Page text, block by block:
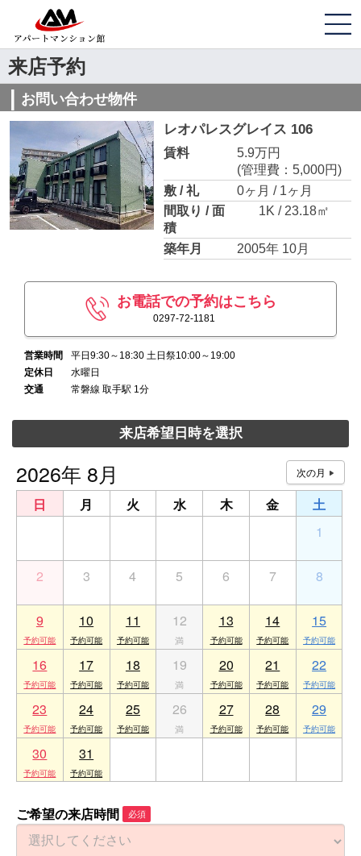
来店予約
お問い合わせ物件
レオパレスグレイス 106
賃料
5.9万円
(管理費：5,000円)
敷 / 礼
0ヶ月 / 1ヶ月
間取り / 面
積
1K / 23.18㎡
築年月 2005年 10月
お電話での予約はこちら
0297-72-1181
営業時間
平日9:30～18:30 土日祭10:00～19:00
定休日
水曜日
交通
常磐線 取手駅 1分
来店希望日時を選択
2026年 8月
日 月 火 水 木 金
土
1
2 3 4 5 6 7 8
9 10 11 12 13 14 15
16 17 18 19 20 21 22
23 24 25 26 27 28 29
30 31
ご希望の来店時間 必須